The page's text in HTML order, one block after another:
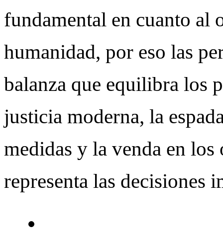
fundamental en cuanto al
humanidad, por eso las
balanza que equilibra los
justicia moderna, la
medidas y la venda en los
representa las decisiones